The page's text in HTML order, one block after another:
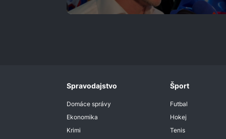
Spravodajstvo
Domáce správy
Ekonomika
Krimi
Šport
Futbal
Hokej
Tenis